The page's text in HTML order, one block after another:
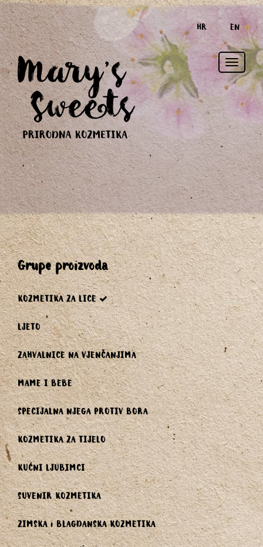
HR EN
Toggle
grupe proizvoda
KOZMETIKA ZA LICE
LJETO
ZAHVALNICE NA VJENČANJIMA
MAME I BEBE
SPECIJALNA NJEGA PROTIV BORA
KOZMETIKA ZA TIJELO
KUĆNI LJUBIMCI
SUVENIR KOZMETIKA
ZIMSKA i BLAGDANSKA KOZMETIKA